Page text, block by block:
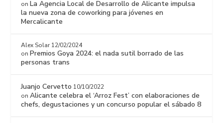
onLa Agencia Local de Desarrollo de Alicante impulsa
la nueva zona de coworking para jóvenes en
Mercalicante
Alex Solar 12/02/2024
onPremios Goya 2024: el nada sutil borrado de las
personas trans
Juanjo Cervetto 10/10/2022
onAlicante celebra el ‘Arroz Fest’ con elaboraciones de
chefs, degustaciones y un concurso popular el sábado 8